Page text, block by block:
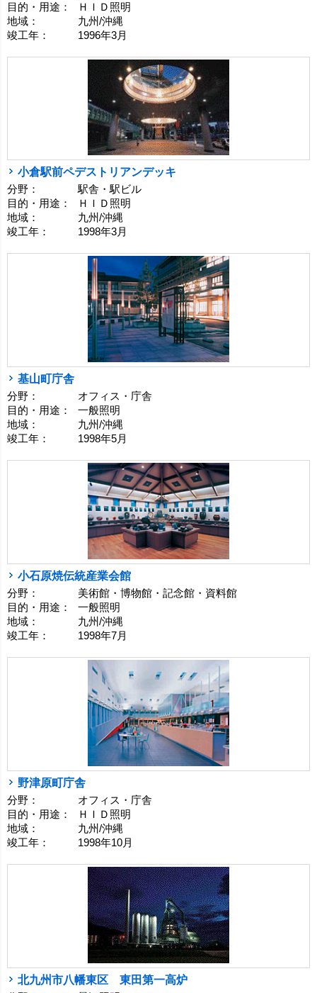
目的・用途：
ＨＩＤ照明
地域：
九州/沖縄
竣工年：
1996年3月
小倉駅前ペデストリアンデッキ
分野：
駅舎・駅ビル
目的・用途：
ＨＩＤ照明
地域：
九州/沖縄
竣工年：
1998年3月
基山町庁舎
分野：
オフィス・庁舎
目的・用途：
一般照明
地域：
九州/沖縄
竣工年：
1998年5月
小石原焼伝統産業会館
分野：
美術館・博物館・記念館・資料館
目的・用途：
一般照明
地域：
九州/沖縄
竣工年：
1998年7月
野津原町庁舎
分野：
オフィス・庁舎
目的・用途：
ＨＩＤ照明
地域：
九州/沖縄
竣工年：
1998年10月
北九州市八幡東区 東田第一高炉